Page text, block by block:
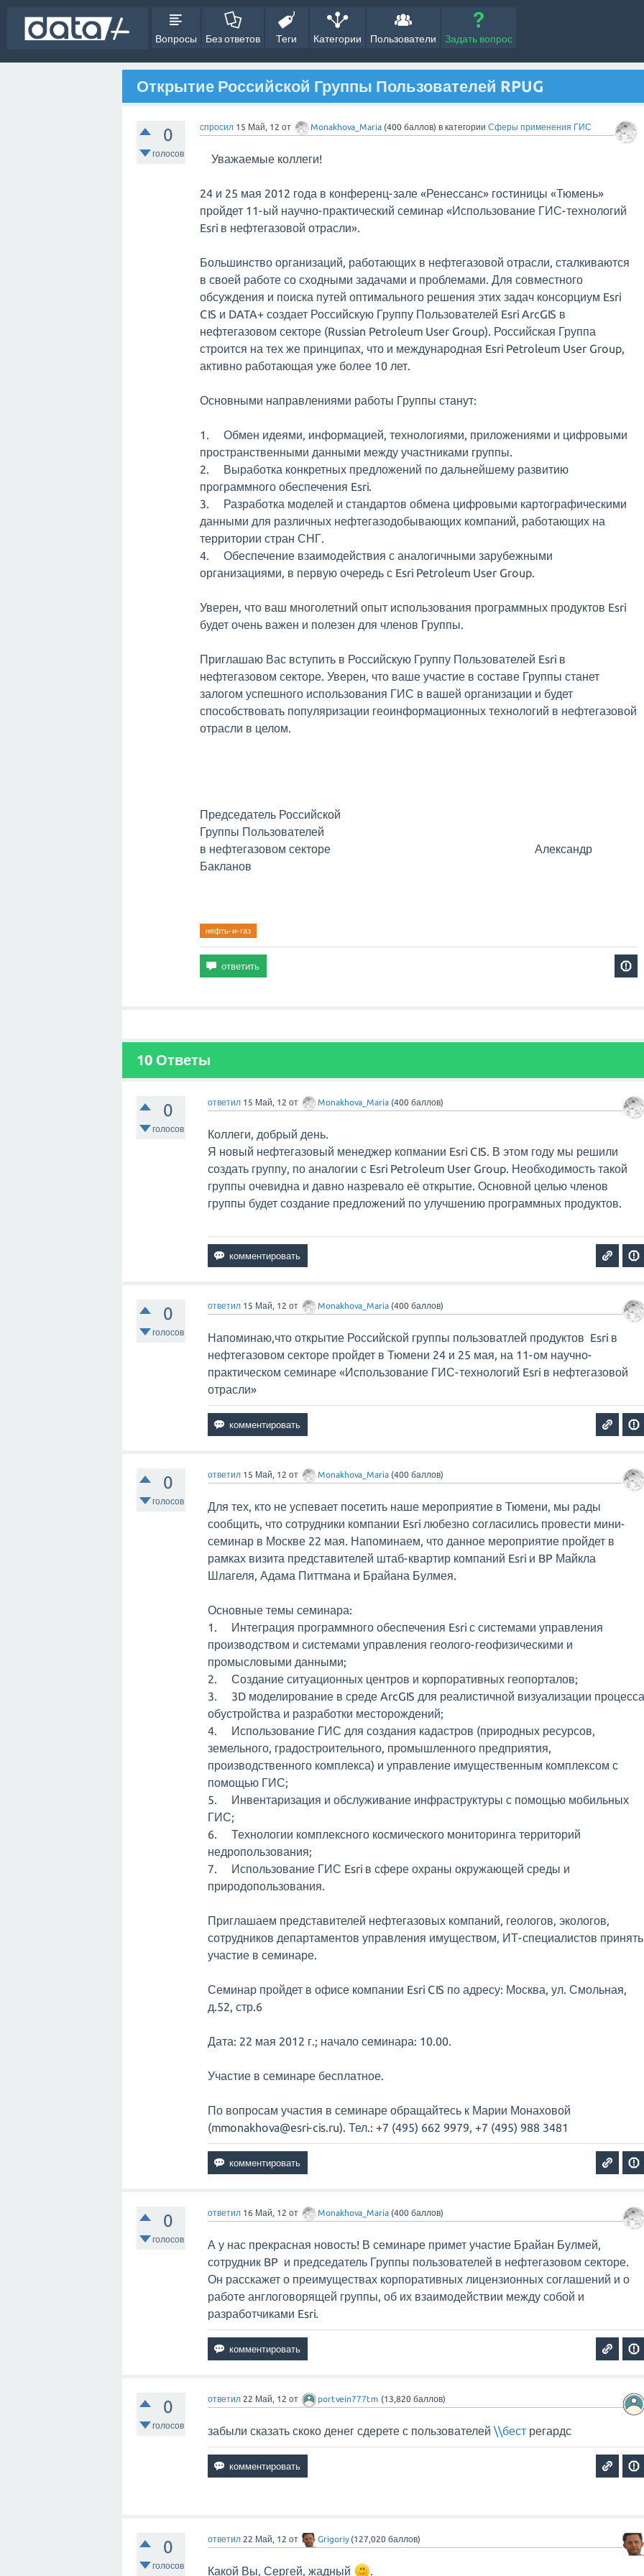
Вопросы Без ответов Теги Категории Пользователи Задать вопрос
Открытие Российской Группы Пользователей RPUG
0
голосов
спросил 15 Май, 12 от Monakhova_Maria (400 баллов) в категории Сферы применения ГИС
Уважаемые коллеги!
24 и 25 мая 2012 года в конференц-зале «Ренессанс» гостиницы «Тюмень»
пройдет 11-ый научно-практический семинар «Использование ГИС-технологий
Esri в нефтегазовой отрасли».
Большинство организаций, работающих в нефтегазовой отрасли, сталкиваются
в своей работе со сходными задачами и проблемами. Для совместного
обсуждения и поиска путей оптимального решения этих задач консорциум Esri
CIS и DATA+ создает Российскую Группу Пользователей Esri ArcGIS в
нефтегазовом секторе (Russian Petroleum User Group). Российская Группа
строится на тех же принципах, что и международная Esri Petroleum User Group,
активно работающая уже более 10 лет.
Основными направлениями работы Группы станут:
1. Обмен идеями, информацией, технологиями, приложениями и цифровыми
пространственными данными между участниками группы.
2. Выработка конкретных предложений по дальнейшему развитию
программного обеспечения Esri.
3. Разработка моделей и стандартов обмена цифровыми картографическими
данными для различных нефтегазодобывающих компаний, работающих на
территории стран СНГ.
4. Обеспечение взаимодействия с аналогичными зарубежными
организациями, в первую очередь с Esri Petroleum User Group.
Уверен, что ваш многолетний опыт использования программных продуктов Esri
будет очень важен и полезен для членов Группы.
Приглашаю Вас вступить в Российскую Группу Пользователей Esri в
нефтегазовом секторе. Уверен, что ваше участие в составе Группы станет
залогом успешного использования ГИС в вашей организации и будет
способствовать популяризации геоинформационных технологий в нефтегазовой
отрасли в целом.
Председатель Российской
Группы Пользователей
в нефтегазовом секторе Александр
Бакланов
нефть-и-газ
10 Ответы
0
голосов
ответил 15 Май, 12 от Monakhova_Maria (400 баллов)
Коллеги, добрый день.
Я новый нефтегазовый менеджер копмании Esri CIS. В этом году мы решили
создать группу, по аналогии с Esri Petroleum User Group. Необходимость такой
группы очевидна и давно назревало её открытие. Основной целью членов
группы будет создание предложений по улучшению программных продуктов.
0
голосов
ответил 15 Май, 12 от Monakhova_Maria (400 баллов)
Напоминаю,что открытие Российской группы пользоватлей продуктов Esri в
нефтегазовом секторе пройдет в Тюмени 24 и 25 мая, на 11-ом научно-
практическом семинаре «Использование ГИС-технологий Esri в нефтегазовой
отрасли»
0
голосов
ответил 15 Май, 12 от Monakhova_Maria (400 баллов)
Для тех, кто не успевает посетить наше мероприятие в Тюмени, мы рады
сообщить, что сотрудники компании Esri любезно согласились провести мини-
семинар в Москве 22 мая. Напоминаем, что данное мероприятие пройдет в
рамках визита представителей штаб-квартир компаний Esri и BP Майкла
Шлагеля, Адама Питтмана и Брайана Булмея.
Основные темы семинара:
1. Интеграция программного обеспечения Esri с системами управления
производством и системами управления геолого-геофизическими и
промысловыми данными;
2. Создание ситуационных центров и корпоративных геопорталов;
3. 3D моделирование в среде ArcGIS для реалистичной визуализации
обустройства и разработки месторождений;
4. Использование ГИС для создания кадастров (природных ресурсов,
земельного, градостроительного, промышленного предприятия,
производственного комплекса) и управление имущественным комплексом с
помощью ГИС;
5. Инвентаризация и обслуживание инфраструктуры с помощью мобильных
ГИС;
6. Технологии комплексного космического мониторинга территорий
недропользования;
7. Использование ГИС Esri в сфере охраны окружающей среды и
природопользования.
Приглашаем представителей нефтегазовых компаний, геологов, экологов,
сотрудников департаментов управления имуществом, ИТ-специалистов принять
участие в семинаре.
Семинар пройдет в офисе компании Esri CIS по адресу: Москва, ул. Смольная,
д.52, стр.6
Дата: 22 мая 2012 г.; начало семинара: 10.00.
Участие в семинаре бесплатное.
По вопросам участия в семинаре обращайтесь к Марии Монаховой
(mmonakhova@esri-cis.ru). Тел.: +7 (495) 662 9979, +7 (495) 988 3481
0
голосов
ответил 16 Май, 12 от Monakhova_Maria (400 баллов)
А у нас прекрасная новость! В семинаре примет участие Брайан Булмей,
сотрудник BP и председатель Группы пользователей в нефтегазовом секторе.
Он расскажет о преимуществах корпоративных лицензионных соглашений и о
работе англоговорящей группы, об их взаимодействии между собой и
разработчиками Esri.
0
голосов
ответил 22 Май, 12 от portvein777tm (13,820 баллов)
забыли сказать скоко денег сдерете с пользователей\\бест регардс
0
голосов
ответил 22 Май, 12 от Grigoriy (127,020 баллов)
Какой Вы, Сергей, жадный .